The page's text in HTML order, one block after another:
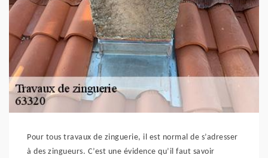
Pour tous travaux de zinguerie, il est normal de s’adresser
à des zingueurs. C’est une évidence qu’il faut savoir